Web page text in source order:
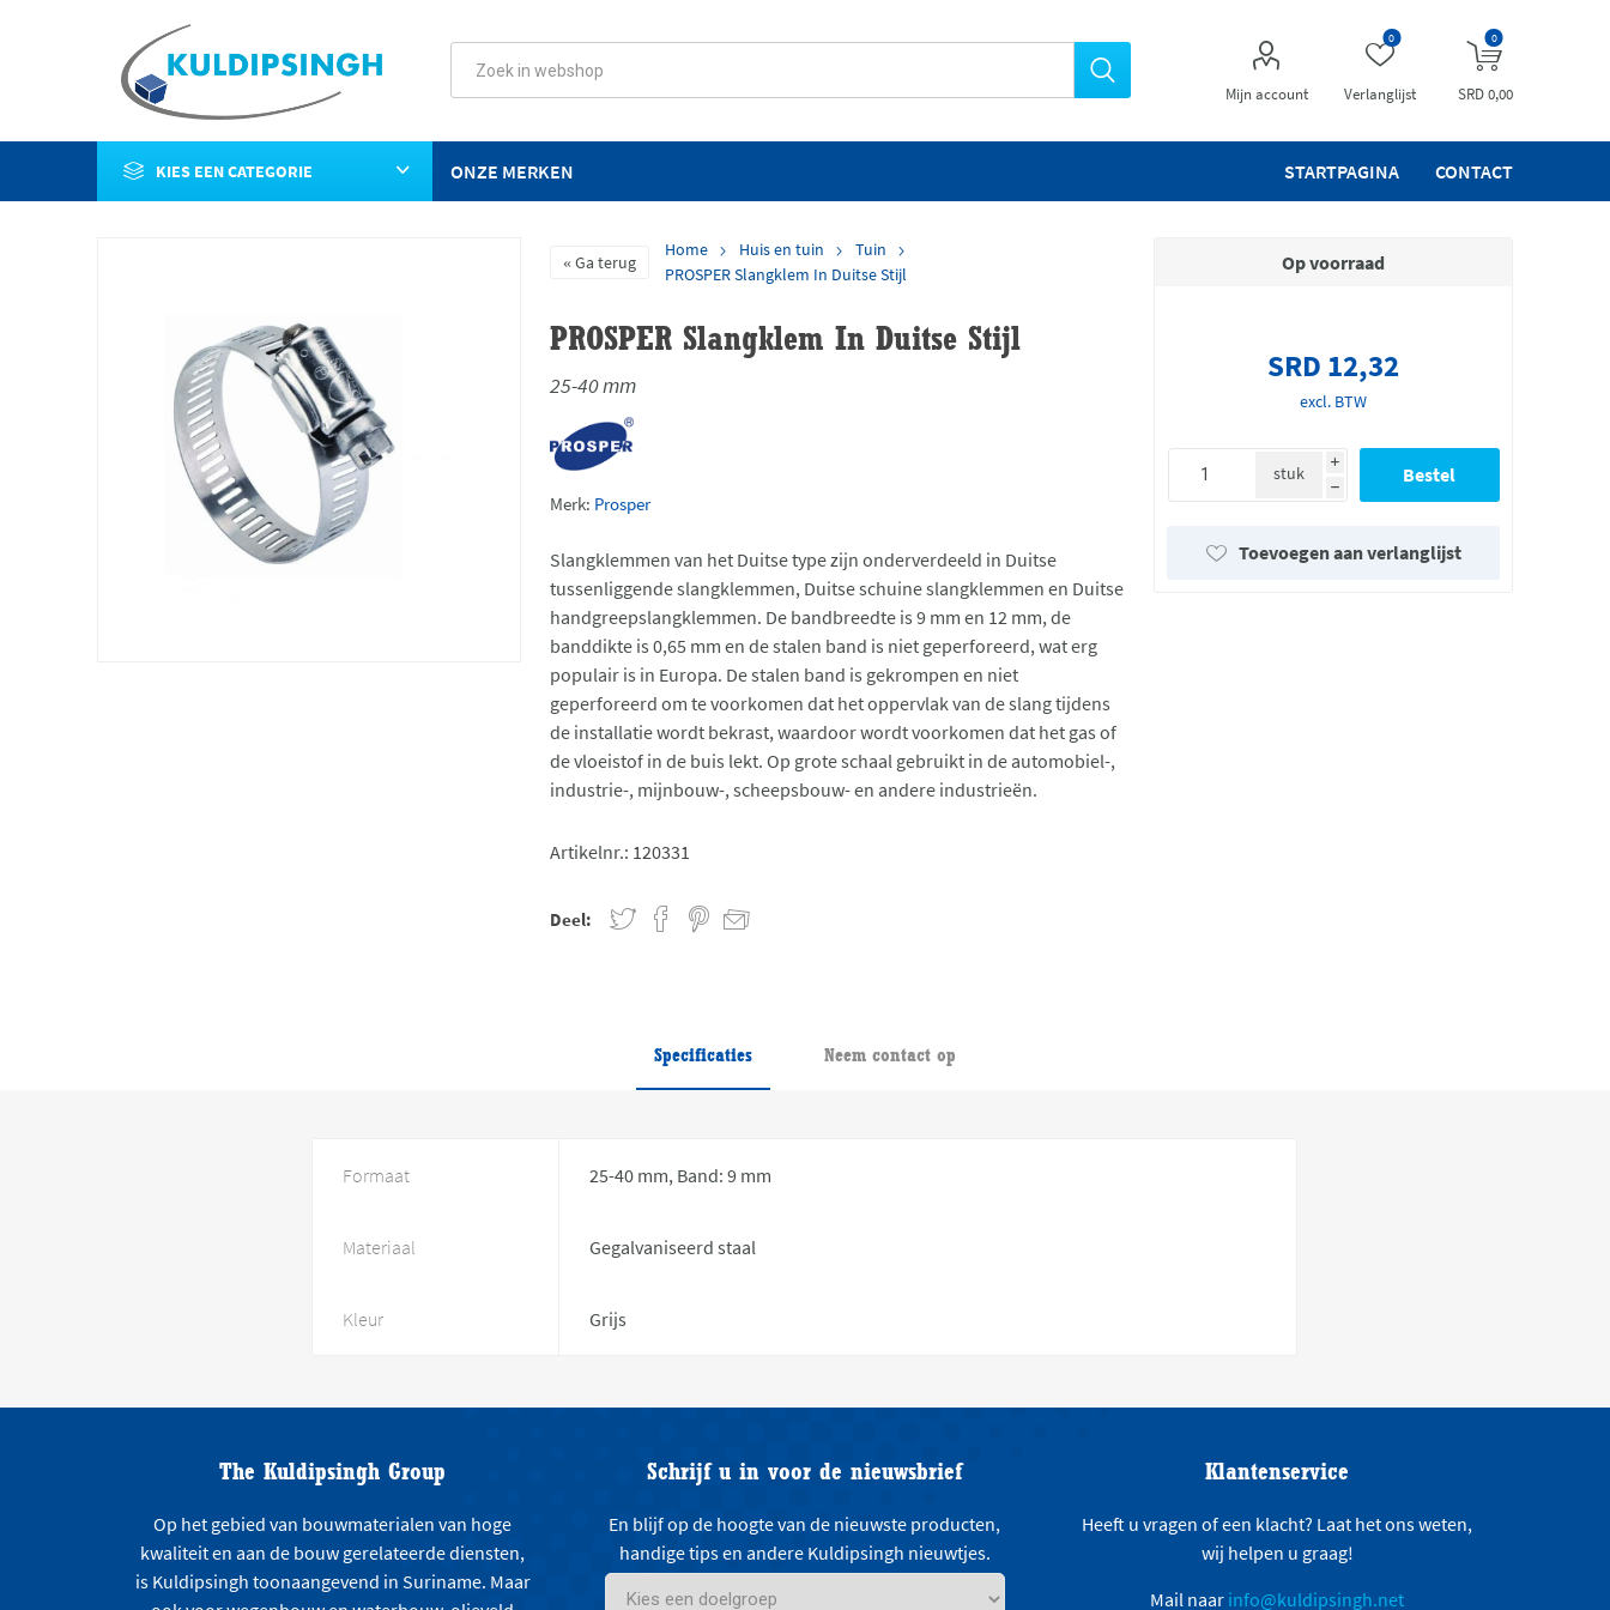
Mijn account Verlanglijst
0 0
SRD 0,00
KIES EEN CATEGORIE STARTPAGINA CONTACT
ONZE MERKEN
Ga terug
Home Huis en tuin
Tuin
PROSPER Slangklem In Duitse Stijl
PROSPER Slangklem In Duitse Stijl
25-40 mm
Merk: Prosper
Slangklemmen van het Duitse type zijn onderverdeeld in Duitse
tussenliggende slangklemmen, Duitse schuine slangklemmen en Duitse
handgreepslangklemmen. De bandbreedte is 9 mm en 12 mm, de
banddikte is 0,65 mm en de stalen band is niet geperforeerd, wat erg
populair is in Europa. De stalen band is gekrompen en niet
geperforeerd om te voorkomen dat het oppervlak van de slang tijdens
de installatie wordt bekrast, waardoor wordt voorkomen dat het gas of
de vloeistof in de buis lekt. Op grote schaal gebruikt in de automobiel-,
industrie-, mijnbouw-, scheepsbouw- en andere industrieën.
Artikelnr.: 120331
Deel:
Op voorraad
SRD 12,32
excl. BTW
i
h
stuk
Toevoegen aan verlanglijst
Specificaties Neem contact op
Formaat 25-40 mm, Band: 9 mm
Materiaal Gegalvaniseerd staal
Kleur Grijs
The Kuldipsingh Group
Op het gebied van bouwmaterialen van hoge
kwaliteit en aan de bouw gerelateerde diensten,
is Kuldipsingh toonaangevend in Suriname. Maar
Schrijf u in voor de nieuwsbrief
En blijf op de hoogte van de nieuwste producten,
handige tips en andere Kuldipsingh nieuwtjes.
Klantenservice
Heeft u vragen of een klacht? Laat het ons weten,
wij helpen u graag!
Mail naar info@kuldipsingh.net